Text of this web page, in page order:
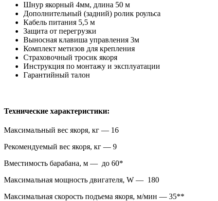
Шнур якорный 4мм, длина 50 м
Дополнительный (задний) ролик роульса
Кабель питания 5,5 м
Защита от перегрузки
Выносная клавиша управления 3м
Комплект метизов для крепления
Страховочный тросик якоря
Инструкция по монтажу и эксплуатации
Гарантийный талон
Технические характеристики:
Максимальный вес якоря, кг — 16
Рекомендуемый вес якоря, кг — 9
Вместимость барабана, м — до 60*
Максимальная мощность двигателя, W — 180
Максимальная скорость подъема якоря, м/мин — 35**